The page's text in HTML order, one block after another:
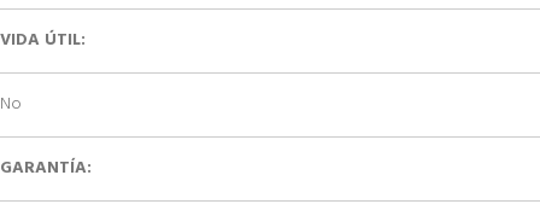
VIDA ÚTIL:
No
GARANTÍA: